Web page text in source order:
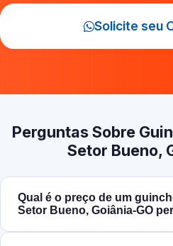
Solicite seu
Perguntas Sobre
Setor Bueno,
Qual é o preço de um
Setor Bueno, Goiânia‑GO